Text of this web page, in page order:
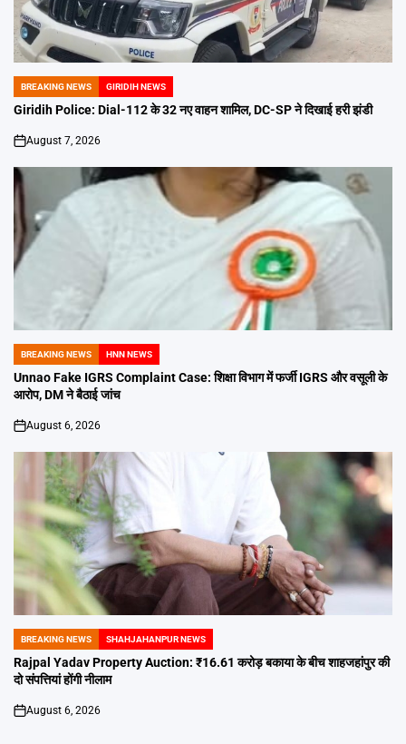
POSTED
IN
BREAKING NEWS GIRIDIH NEWS
Giridih Police: Dial-112 के 32 नए वाहन शामिल, DC-SP ने दिखाई हरी झंडी
on
August 7, 2026
POSTED
IN
BREAKING NEWS HNN NEWS
Unnao Fake IGRS Complaint Case: शिक्षा विभाग में फर्जी IGRS और वसूली के
आरोप, DM ने बैठाई जांच
on
August 6, 2026
POSTED
IN
BREAKING NEWS SHAHJAHANPUR NEWS
Rajpal Yadav Property Auction: ₹16.61 करोड़ बकाया के बीच शाहजहांपुर की
दो संपत्तियां होंगी नीलाम
on
August 6, 2026